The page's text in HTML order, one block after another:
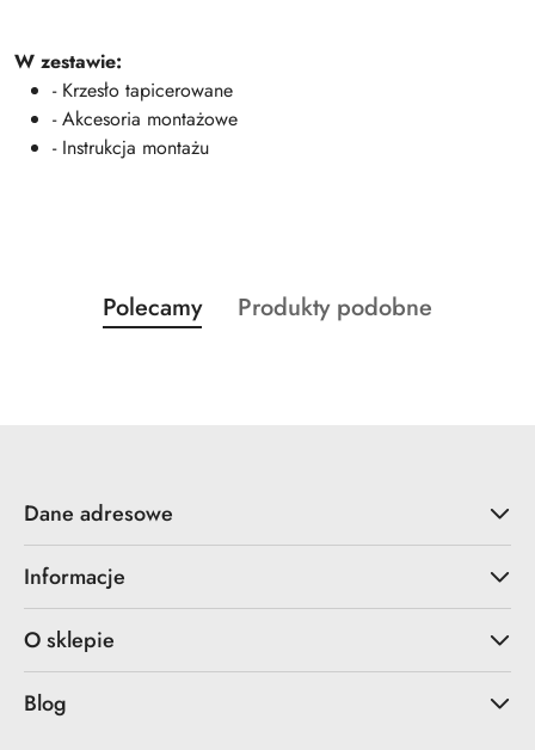
W zestawie:
- Krzesło tapicerowane
- Akcesoria montażowe
- Instrukcja montażu
Pomiń karuzelę produktów
Produkty
o
Polecamy
Produkty
Produkty podobne
Dane adresowe
Informacje
O sklepie
Blog